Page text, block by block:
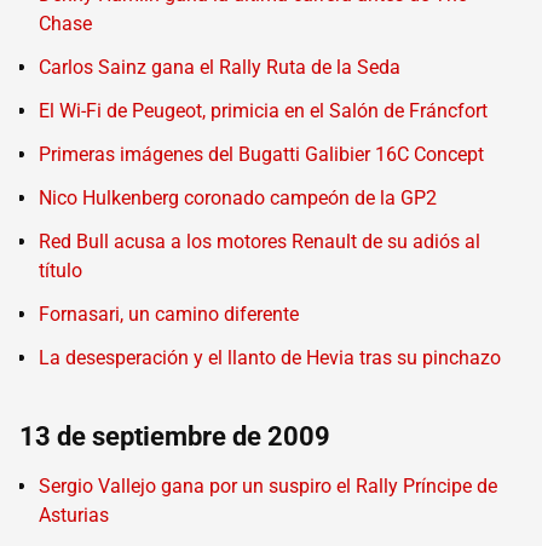
Chase
Carlos Sainz gana el Rally Ruta de la Seda
El Wi-Fi de Peugeot, primicia en el Salón de Fráncfort
Primeras imágenes del Bugatti Galibier 16C Concept
Nico Hulkenberg coronado campeón de la GP2
Red Bull acusa a los motores Renault de su adiós al
título
Fornasari, un camino diferente
La desesperación y el llanto de Hevia tras su pinchazo
13 de septiembre de 2009
Sergio Vallejo gana por un suspiro el Rally Príncipe de
Asturias